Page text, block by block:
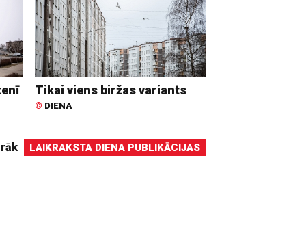
Tikai viens biržas variants
© DIENA
LAIKRAKSTA DIENA PUBLIKĀCIJAS